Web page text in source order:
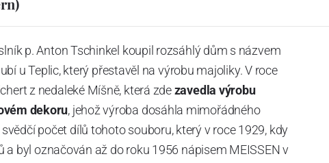
p. Anton Tschinkel koupil rozsáhlý dům s názvem
u Teplic, který přestavěl na výrobu majoliky. V roce
z nedaleké Míšně, která zdezavedla výrobu
dekoru, jehož výroba dosáhla mimořádného
počet dílů tohoto souboru, který v roce 1929, kdy
byl označován až do roku 1956 nápisem MEISSEN v